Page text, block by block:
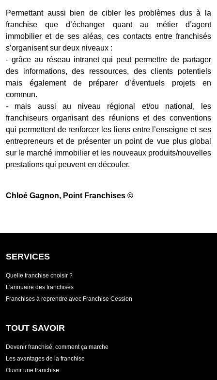
Permettant aussi bien de cibler les problèmes dus à la
franchise que d’échanger quant au métier d’agent
immobilier et de ses aléas, ces contacts entre franchisés
s’organisent sur deux niveaux :
- grâce au réseau intranet qui peut permettre de partager
des informations, des ressources, des clients potentiels
mais également de préparer d’éventuels projets en
commun.
- mais aussi au niveau régional et/ou national, les
franchiseurs organisant des réunions et des conventions
qui permettent de renforcer les liens entre l’enseigne et ses
entrepreneurs et de présenter un point de vue plus global
sur le marché immobilier et les nouveaux produits/nouvelles
prestations qui peuvent en découler.
Chloé Gagnon, Point Franchises ©
SERVICES
Quelle franchise choisir ?
L'annuaire des franchises
Franchises à reprendre avec Franchise Cession
TOUT SAVOIR
Devenir franchisé, comment ça marche
Les avantages de la franchise
Ouvrir une franchise